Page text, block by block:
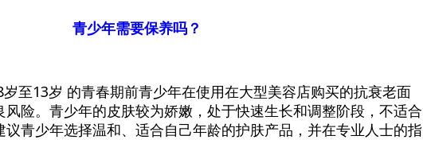
青少年需要保养吗？
至13岁 的青春期前青少年在使用在大型美容店购买的抗衰老面
险。青少年的皮肤较为娇嫩，处于快速生长和调整阶段，不适合
青少年选择温和、适合自己年龄的护肤产品，并在专业人士的指